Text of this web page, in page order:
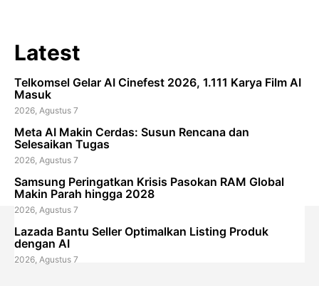
Latest
Telkomsel Gelar AI Cinefest 2026, 1.111 Karya Film AI
Masuk
2026, Agustus 7
Meta AI Makin Cerdas: Susun Rencana dan
Selesaikan Tugas
2026, Agustus 7
Samsung Peringatkan Krisis Pasokan RAM Global
Makin Parah hingga 2028
2026, Agustus 7
Lazada Bantu Seller Optimalkan Listing Produk
dengan AI
2026, Agustus 7